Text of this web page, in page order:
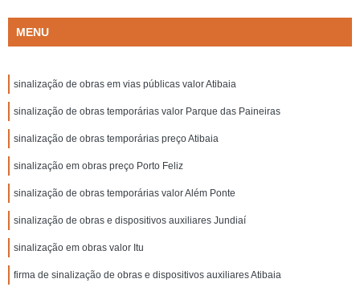
MENU
sinalização de obras em vias públicas valor Atibaia
sinalização de obras temporárias valor Parque das Paineiras
sinalização de obras temporárias preço Atibaia
sinalização em obras preço Porto Feliz
sinalização de obras temporárias valor Além Ponte
sinalização de obras e dispositivos auxiliares Jundiaí
sinalização em obras valor Itu
firma de sinalização de obras e dispositivos auxiliares Atibaia